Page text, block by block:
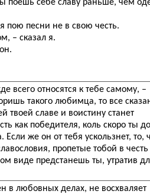
поешь себе славу раньше, чем
пою песни не в свою честь.
– сказал я.
всего относятся к тебе самому, –
такого любимца, то все
твоей славе и воистину станет
как победителя, коль скоро ты
Если же он от тебя ускользнет, то,
пропетые тобой в честь
виде предстанешь ты, утратив
в любовных делах, не восхваляет